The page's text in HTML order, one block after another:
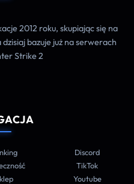
2012 roku, skupiając się na
bazuje już na serwerach
Strike 2
Discord
TikTok
Youtube